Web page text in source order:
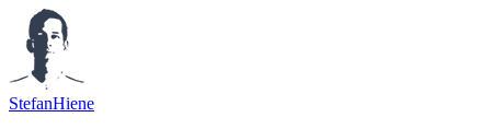
StefanHiene